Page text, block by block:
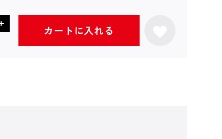
カートに入れる